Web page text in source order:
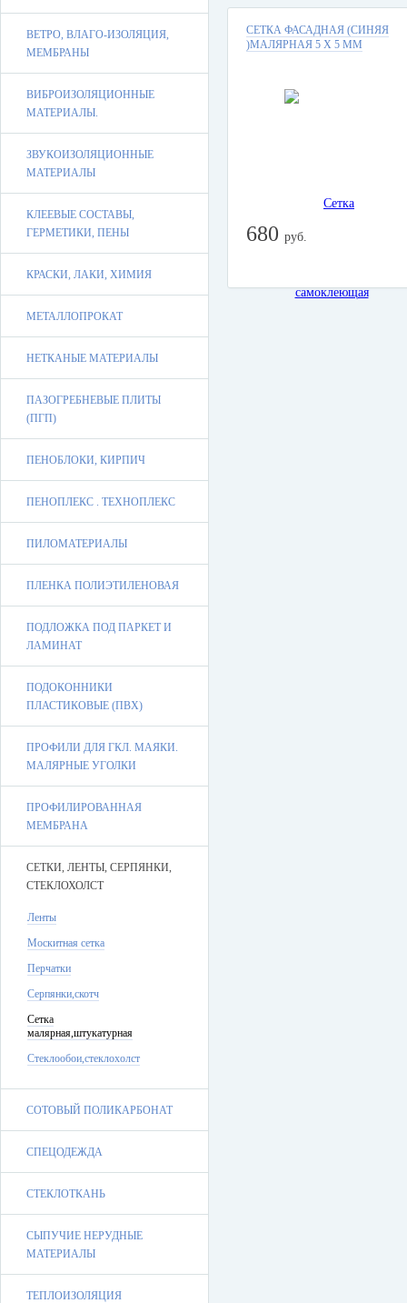
ВЕТРО, ВЛАГО-ИЗОЛЯЦИЯ,
МЕМБРАНЫ
ВИБРОИЗОЛЯЦИОННЫЕ
МАТЕРИАЛЫ.
ЗВУКОИЗОЛЯЦИОННЫЕ
МАТЕРИАЛЫ
КЛЕЕВЫЕ СОСТАВЫ,
ГЕРМЕТИКИ, ПЕНЫ
КРАСКИ, ЛАКИ, ХИМИЯ
МЕТАЛЛОПРОКАТ
НЕТКАНЫЕ МАТЕРИАЛЫ
ПАЗОГРЕБНЕВЫЕ ПЛИТЫ
(ПГП)
ПЕНОБЛОКИ, КИРПИЧ
ПЕНОПЛЕКС . ТЕХНОПЛЕКС
ПИЛОМАТЕРИАЛЫ
ПЛЕНКА ПОЛИЭТИЛЕНОВАЯ
ПОДЛОЖКА ПОД ПАРКЕТ И
ЛАМИНАТ
ПОДОКОННИКИ
ПЛАСТИКОВЫЕ (ПВХ)
ПРОФИЛИ ДЛЯ ГКЛ. МАЯКИ.
МАЛЯРНЫЕ УГОЛКИ
ПРОФИЛИРОВАННАЯ
МЕМБРАНА
СЕТКИ, ЛЕНТЫ, СЕРПЯНКИ,
СТЕКЛОХОЛСТ
Ленты
Москитная сетка
Перчатки
Серпянки,скотч
Сетка
малярная,штукатурная
Стеклообои,стеклохолст
СОТОВЫЙ ПОЛИКАРБОНАТ
СПЕЦОДЕЖДА
СТЕКЛОТКАНЬ
СЫПУЧИЕ НЕРУДНЫЕ
МАТЕРИАЛЫ
ТЕПЛОИЗОЛЯЦИЯ
СЕТКА ФАСАДНАЯ (СИНЯЯ
)МАЛЯРНАЯ 5 Х 5 ММ
680 руб.